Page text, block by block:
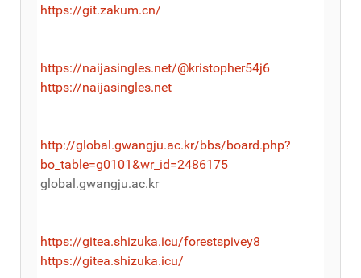
https://git.zakum.cn/
https://naijasingles.net/@kristopher54j6
https://naijasingles.net
http://global.gwangju.ac.kr/bbs/board.php?
bo_table=g0101&wr_id=2486175
global.gwangju.ac.kr
https://gitea.shizuka.icu/forestspivey8
https://gitea.shizuka.icu/